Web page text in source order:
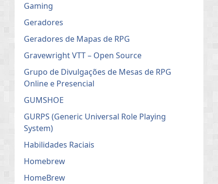
Gaming
Geradores
Geradores de Mapas de RPG
Gravewright VTT – Open Source
Grupo de Divulgações de Mesas de RPG
Online e Presencial
GUMSHOE
GURPS (Generic Universal Role Playing
System)
Habilidades Raciais
Homebrew
HomeBrew